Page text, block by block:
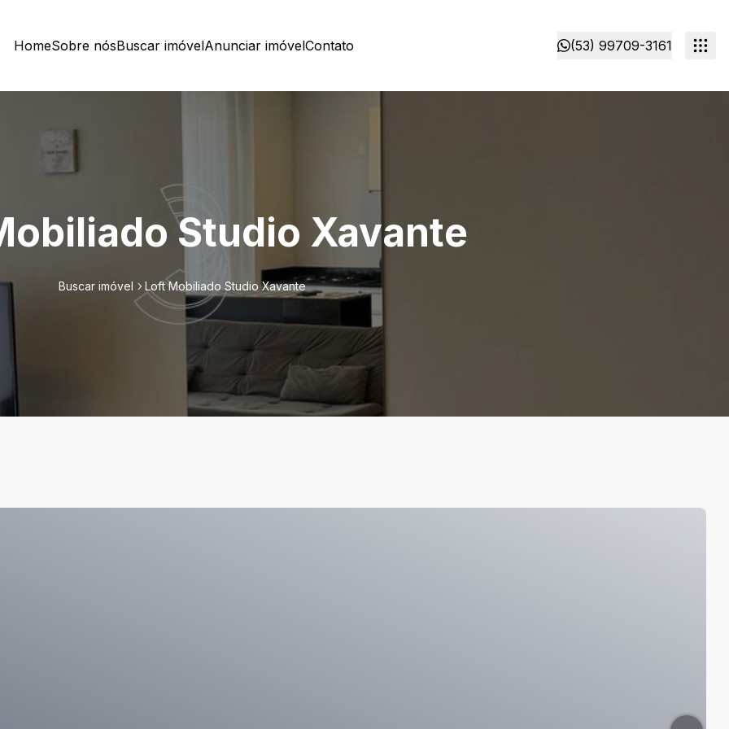
HomeSobre nósBuscar imóvelAnunciar imóvelContato (53) 99709-3161
Studio Xavante
Buscar imóvel Loft Mobiliado Studio Xavante